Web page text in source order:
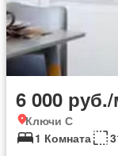
6 000
Ключи С
1 Комната